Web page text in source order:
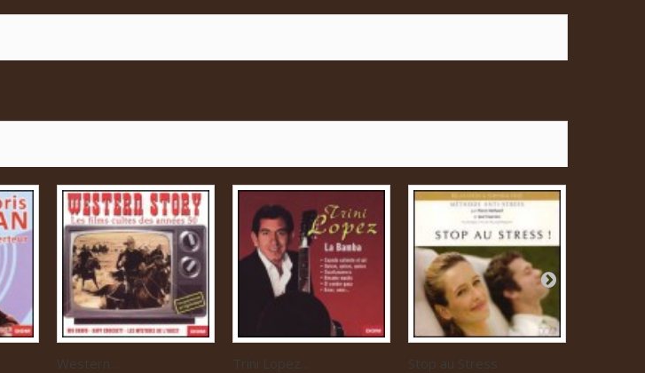
Western... Trini Lopez... Stop au Stress